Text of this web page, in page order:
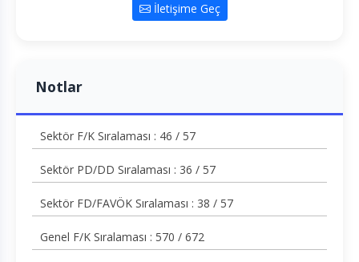
İletişime Geç
Notlar
Sektör F/K Sıralaması : 46 / 57
Sektör PD/DD Sıralaması : 36 / 57
Sektör FD/FAVÖK Sıralaması : 38 / 57
Genel F/K Sıralaması : 570 / 672